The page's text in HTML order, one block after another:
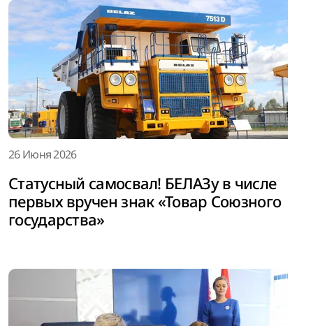
26 Июня 2026
Статусный самосвал! БЕЛАЗу в числе
первых вручен знак «Товар Союзного
государства»